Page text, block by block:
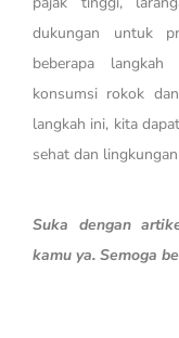
dukungan untuk
beberapa
konsumsi rokok
langkah ini, kita
sehat dan
Suka dengan
kamu ya. Semoga